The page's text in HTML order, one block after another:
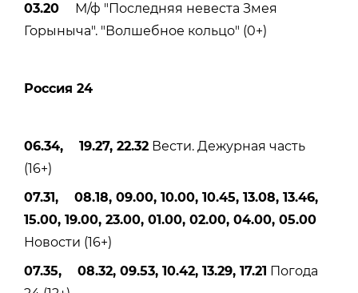
03.20 М/ф "Последняя невеста Змея
Горыныча". "Волшебное кольцо" (0+)
Россия 24
06.34, 19.27, 22.32 Вести. Дежурная часть
(16+)
07.31, 08.18, 09.00, 10.00, 10.45, 13.08, 13.46,
15.00, 19.00, 23.00, 01.00, 02.00, 04.00, 05.00
Новости (16+)
07.35, 08.32, 09.53, 10.42, 13.29, 17.21 Погода